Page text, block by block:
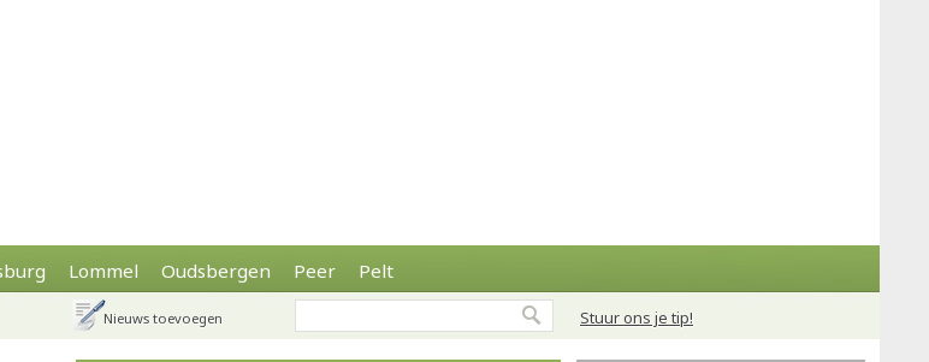
Lommel Oudsbergen Peer Pelt
Stuur ons je tip!
Nieuws toevoegen